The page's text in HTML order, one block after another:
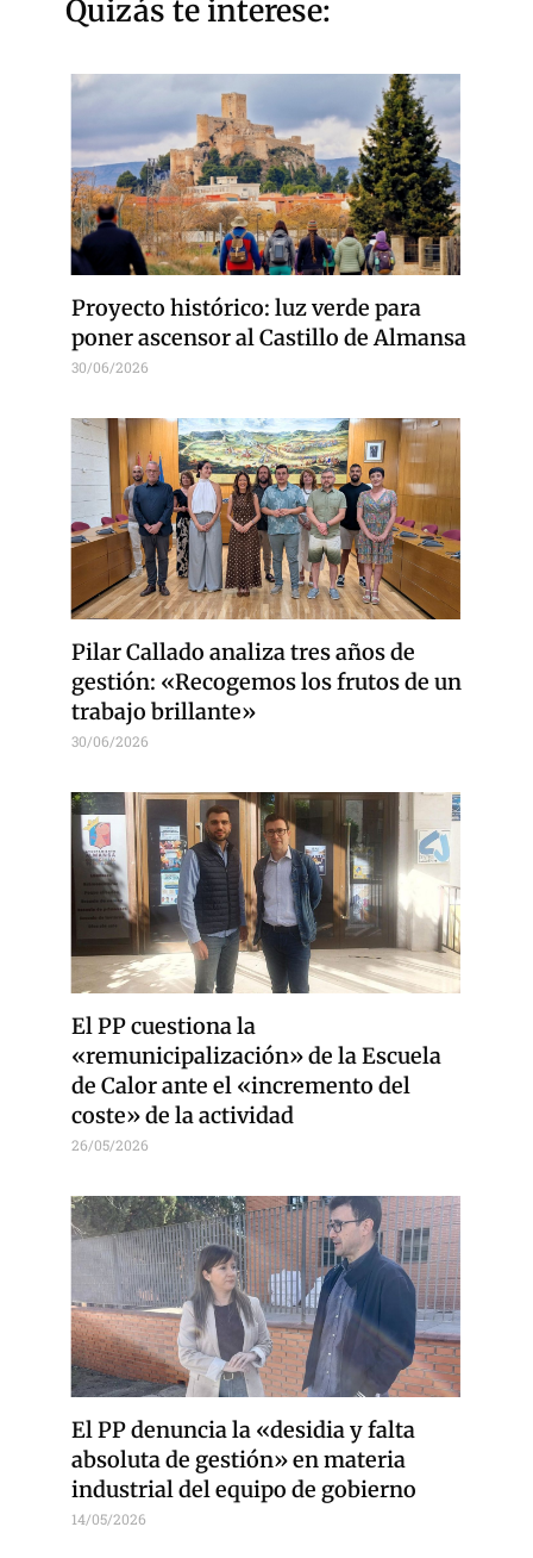
Quizás te interese:
Proyecto histórico: luz verde para
poner ascensor al Castillo de Almansa
30/06/2026
Pilar Callado analiza tres años de
gestión: «Recogemos los frutos de un
trabajo brillante»
30/06/2026
El PP cuestiona la
«remunicipalización» de la Escuela
de Calor ante el «incremento del
coste» de la actividad
26/05/2026
El PP denuncia la «desidia y falta
absoluta de gestión» en materia
industrial del equipo de gobierno
14/05/2026